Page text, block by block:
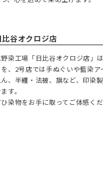
比谷オクロジ店
染工場「日比谷オクロジ店」
、2号店では手ぬぐいや藍染
、半纏・法被、旗など、印染
す。
染物をお手に取ってご体感くだ